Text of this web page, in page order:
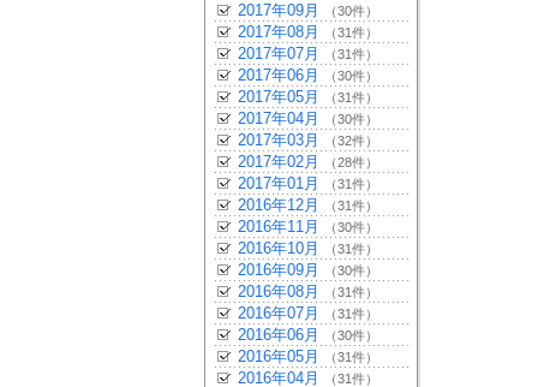
2017年09月 （30件）
2017年08月 （31件）
2017年07月 （31件）
2017年06月 （30件）
2017年05月 （31件）
2017年04月 （30件）
2017年03月 （32件）
2017年02月 （28件）
2017年01月 （31件）
2016年12月 （31件）
2016年11月 （30件）
2016年10月 （31件）
2016年09月 （30件）
2016年08月 （31件）
2016年07月 （31件）
2016年06月 （30件）
2016年05月 （31件）
2016年04月 （31件）